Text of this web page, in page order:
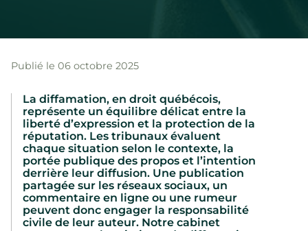
Publié le 06 octobre 2025
La diffamation, en droit québécois,
représente un équilibre délicat entre la
liberté d’expression et la protection de la
réputation. Les tribunaux évaluent
chaque situation selon le contexte, la
portée publique des propos et l’intention
derrière leur diffusion. Une publication
partagée sur les réseaux sociaux, un
commentaire en ligne ou une rumeur
peuvent donc engager la responsabilité
civile de leur auteur. Notre cabinet